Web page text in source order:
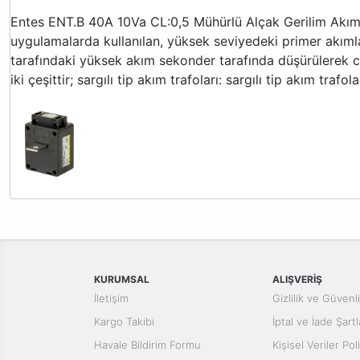
Entes ENT.B 40A 10Va CL:0,5 Mühürlü Alçak Gerilim
uygulamalarda kullanılan, yüksek seviyedeki primer
tarafındaki yüksek akım sekonder tarafında
iki çeşittir; sargılı tip akım trafoları: sargılı tip akım
Ürün bilgilerinde hatalar bulunuyor.
Ürün fiyatı diğer sitelerden daha pahalı.
Bu ürüne benzer farklı alternatifler olmalı.
KURUMSAL
İletişim
Kargo Takibi
Havale Bildirim Formu
ALIŞVERİŞ
Gizlilik ve
İptal ve İade
Kişisel Veriler